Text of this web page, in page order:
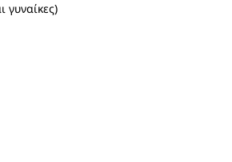
γυναίκες)